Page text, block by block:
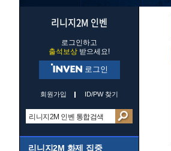
리니지2M 인벤
로그인하고
출석보상 받으세요!
로그인
회원가입 ID/PW 찾기
리니지2M 화제 집중